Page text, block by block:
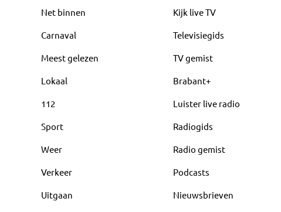
Net binnen
Carnaval
Meest gelezen
Lokaal
112
Sport
Weer
Verkeer
Uitgaan
Kijk live TV
Televisiegids
TV gemist
Brabant+
Luister live radio
Radiogids
Radio gemist
Podcasts
Nieuwsbrieven